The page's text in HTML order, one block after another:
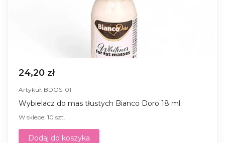
24,20 zł
Artykuł: BDOS-01
Wybielacz do mas tłustych Bianco Doro 18 ml
W sklepe: 10 szt.
Dodaj do koszyka